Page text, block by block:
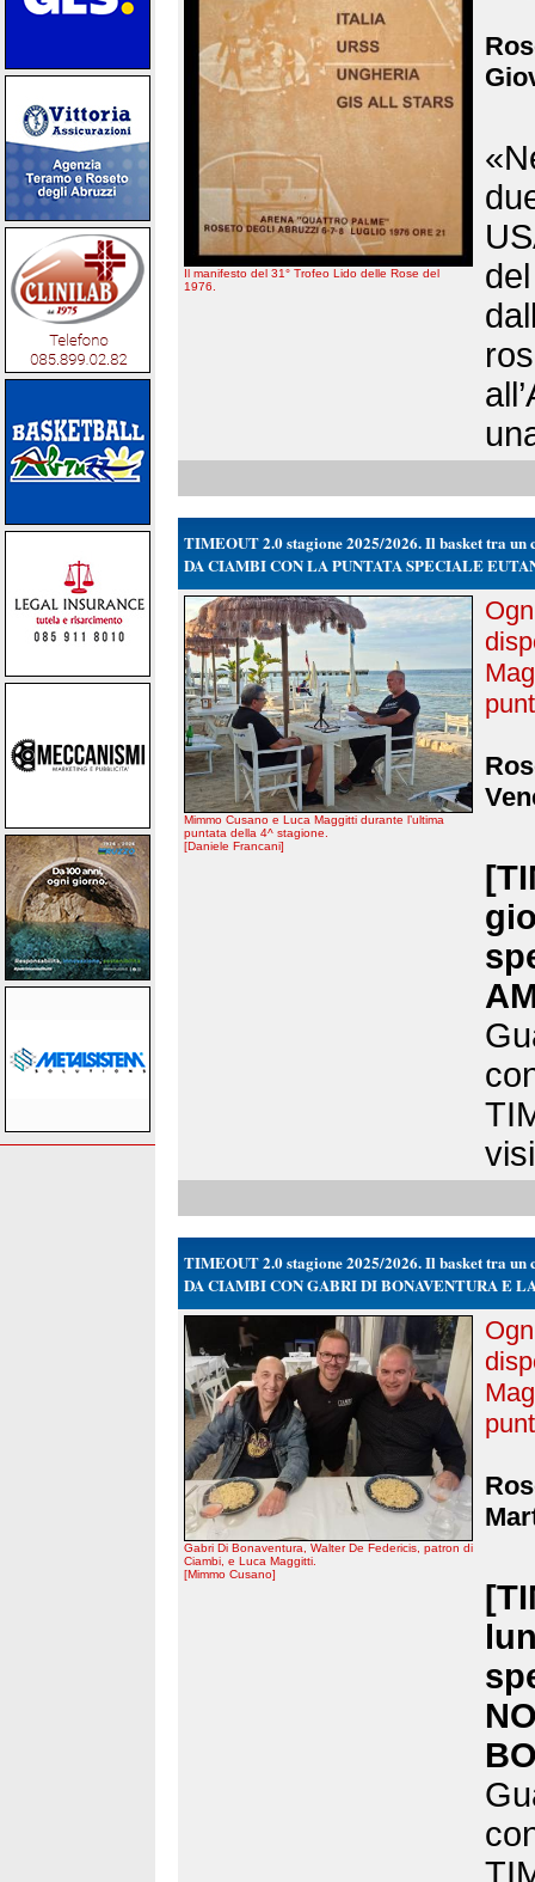
Il manifesto del 31° Trofeo Lido delle Rose del
1976.
TIMEOUT 2.0 stagione 2025/2026. Il basket tra un
DA CIAMBI CON LA PUNTATA SPECIALE
Mimmo Cusano e Luca Maggitti durante l’ultima
puntata della 4^ stagione.
[Daniele Francani]
TIMEOUT 2.0 stagione 2025/2026. Il basket tra un
DA CIAMBI CON GABRI DI BONAVENTURA E
Gabri Di Bonaventura, Walter De Federicis, patron di
Ciambi, e Luca Maggitti.
[Mimmo Cusano]